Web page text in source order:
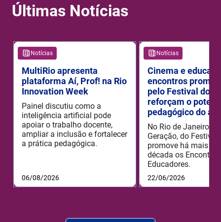
Últimas Notícias
Notícias
MultiRio apresenta
plataforma Aí, Prof! na Rio
Innovation Week
Painel discutiu como a
inteligência artificial pode
apoiar o trabalho docente,
ampliar a inclusão e fortalecer
a prática pedagógica.
06/08/2026
Notícias
Cinema e
encontros
pelo Festival do
reforçam o
pedagógico do
No Rio de Janeiro, o
Geração, do Festival
promove há mais de
década os
Educadores.
22/06/2026